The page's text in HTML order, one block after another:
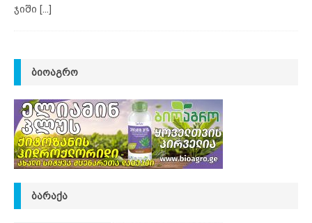
ჯიში [...]
ᲑᲘᲝᲐᲒᲠᲝ
ᲑᲐᲠᲐᲥᲐ